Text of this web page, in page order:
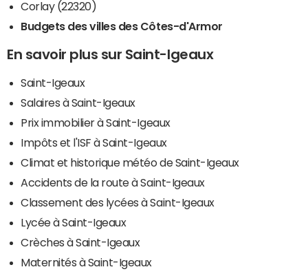
Corlay (22320)
Budgets des villes des Côtes-d'Armor
En savoir plus sur Saint-Igeaux
Saint-Igeaux
Salaires à Saint-Igeaux
Prix immobilier à Saint-Igeaux
Impôts et l'ISF à Saint-Igeaux
Climat et historique météo de Saint-Igeaux
Accidents de la route à Saint-Igeaux
Classement des lycées à Saint-Igeaux
Lycée à Saint-Igeaux
Crèches à Saint-Igeaux
Maternités à Saint-Igeaux